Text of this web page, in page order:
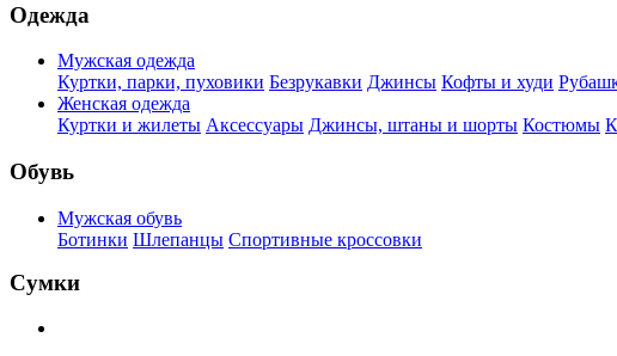
Одежда
Мужская одежда
Куртки, парки, пуховики Безрукавки Джинсы Кофты и худи
Женская одежда
Куртки и жилеты Аксессуары Джинсы, штаны и шорты Костюмы
Обувь
Мужская обувь
Ботинки Шлепанцы Спортивные кроссовки
Сумки